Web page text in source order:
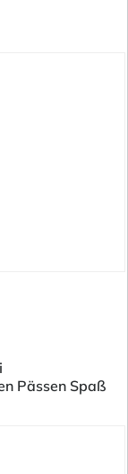
Pässen Spaß